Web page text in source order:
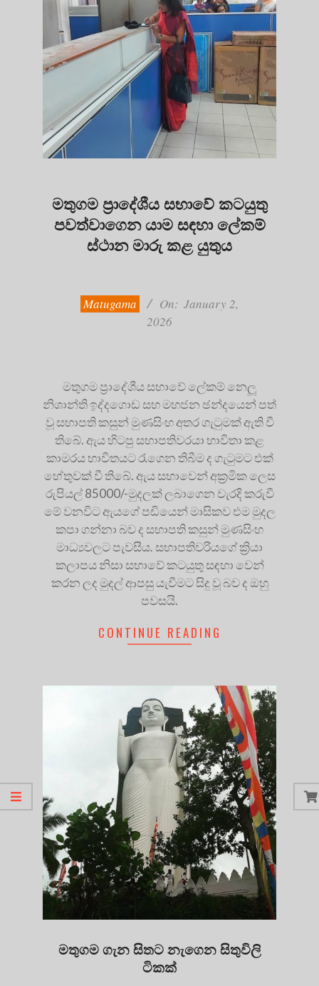
මතුගම ප්‍රාදේශීය සභාවේ කටයුතු
පවත්වාගෙන යාම සඳහා ලේකම්
ස්ථාන මාරු කළ යුතුය
Matugama On: January 2,
2026
මතුගම ප්‍රාදේශීය සභාවේ ලේකම් නෙලූ
නිශාන්ති ඉද්දගොඩ සහ මහජන ඡන්දයෙන් පත්
වූ සභාපති කසුන් මුණසිංහ අතර ගැටුමක් ඇති වී
තිබේ. ඇය හිටපු සභාපතිවරයා භාවිතා කළ
කාමරය භාවිතයට රැගෙන තිබීම ද ගැටුමට එක්
හේතුවක් වී තිබේ. ඇය සභාවෙන් අක්‍රමික ලෙස
රුපියල් 85000/-මුදලක් ලබාගෙන වැරදි කරුවී
මේ වනවිට ඇයගේ පඩියෙන් මාසිකව එම මුදල
කපා ගන්නා බව ද සභාපති කසුන් මුණසිංහ
මාධ්‍යවලට පැවසීය. සභාපතිවරියගේ ක්‍රියා
කලාපය නිසා සභාවේ කටයුතු සඳහා වෙන්
කරන ලද මුදල් ආපසු යැවීමට සිදු වූ බව ද ඔහු
පවසයි.
CONTINUE READING
මතුගම ගැන සිතට නැගෙන සිතුවිලි
ටිකක්